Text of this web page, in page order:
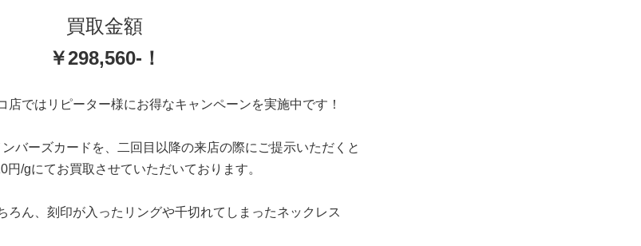
買取金額
￥298,560-！
店ではリピーター様にお得なキャンペーンを実施中です！
バーズカードを、二回目以降の来店の際にご提示いただくと
円/gにてお買取させていただいております。
ろん、刻印が入ったリングや千切れてしまったネックレス